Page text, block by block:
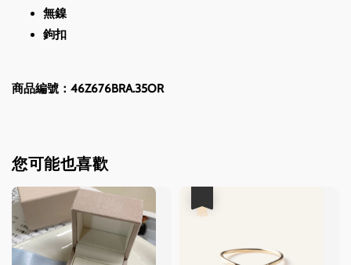
無鎳
鉤扣
商品編號：46Z676BRA.35OR
您可能也喜歡